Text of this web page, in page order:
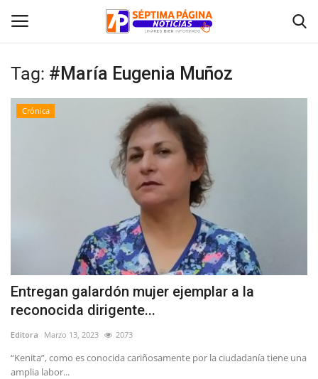
Inicio
Política
Espectáculos
Tag: #María Eugenia Muñoz
Crónica
Entregan galardón mujer ejemplar a la
reconocida dirigente...
Editora Marzo 13, 2023 2073
“Kenita”, como es conocida cariñosamente por la ciudadanía tiene una
amplia labor...